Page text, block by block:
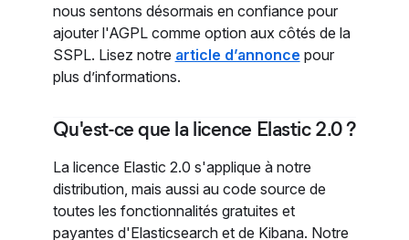
nous sentons désormais en confiance pour
ajouter l'AGPL comme option aux côtés de la
SSPL. Lisez notre article d’annonce pour
plus d’informations.
Qu'est-ce que la licence Elastic 2.0 ?
La licence Elastic 2.0 s'applique à notre
distribution, mais aussi au code source de
toutes les fonctionnalités gratuites et
payantes d'Elasticsearch et de Kibana. Notre